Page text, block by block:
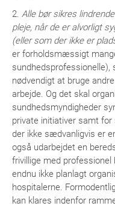
2. Alle bør sikres
pleje, når de er alvorligt
(eller som der ikke er
er forholdsmæssigt
nødvendigt at bruge
arbejde. Og det skal
sundhedsmyndigheder
private initiativer samt
der ikke sædvanligvis er
også udarbejdet en
frivillige med professionel
endnu ikke planlagt
hospitalerne.
kan klares indenfor